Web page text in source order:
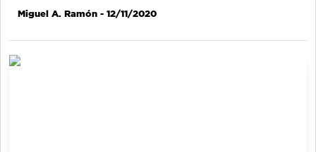
Miguel A. Ramón - 12/11/2020